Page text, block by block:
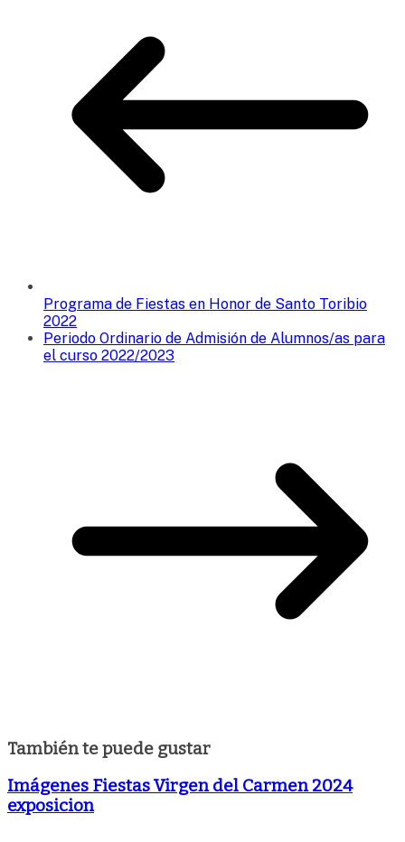
Programa de Fiestas en Honor de Santo Toribio
2022
Periodo Ordinario de Admisión de Alumnos/as para
el curso 2022/2023
También te puede gustar
Imágenes Fiestas Virgen del Carmen 2024
exposicion